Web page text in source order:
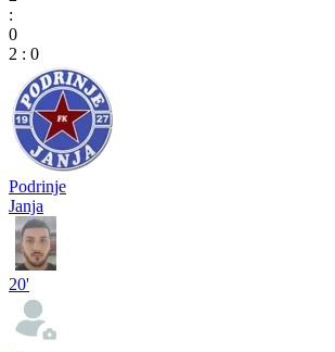
:
0
2 : 0
Podrinje
Janja
20'